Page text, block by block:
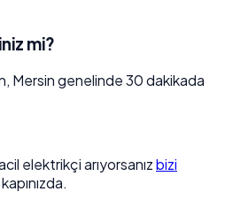
mi?
Mersin genelinde 30 dakikada
elektrikçi arıyorsanızbizi